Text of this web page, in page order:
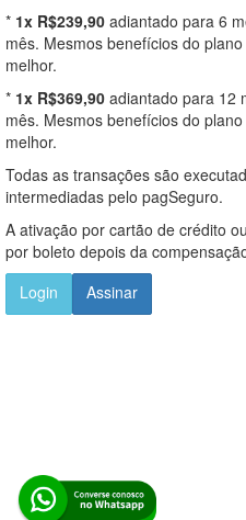
* 1x R$239,90 adiantado para 6
mês. Mesmos benefícios do
melhor.
* 1x R$369,90 adiantado para 12
mês. Mesmos benefícios do
melhor.
Todas as transações são
intermediadas pelo pagSeguro.
A ativação por cartão de crédito
por boleto depois da
Login
Assinar